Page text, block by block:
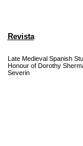
Revista
Late Medieval Spanish
Honour of Dorothy
Severin